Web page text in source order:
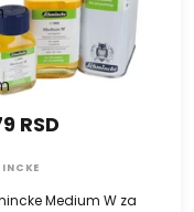
Medium W za
RSD